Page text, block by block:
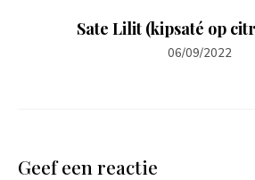
Sate Lilit (kipsaté op
06/09/2022
Geef een reactie